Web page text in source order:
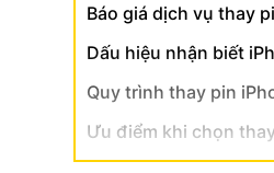
Báo giá dịch vụ thay
Dấu hiệu nhận biết
Quy trình thay pin
Ưu điểm khi chọn